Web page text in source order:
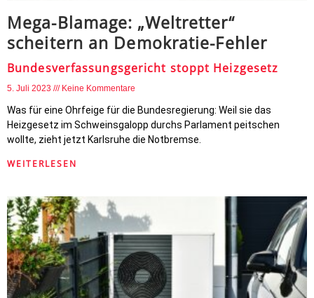
Mega-Blamage: „Weltretter“
scheitern an Demokratie-Fehler
Bundesverfassungsgericht stoppt Heizgesetz
5. Juli 2023 Keine Kommentare
Was für eine Ohrfeige für die Bundesregierung: Weil sie das
Heizgesetz im Schweinsgalopp durchs Parlament peitschen
wollte, zieht jetzt Karlsruhe die Notbremse.
WEITERLESEN